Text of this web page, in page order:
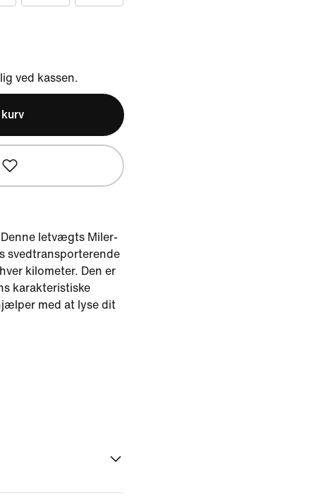
ved kassen.
letvægts Miler-
svedtransporterende
kilometer. Den er
karakteristiske
med at lyse dit